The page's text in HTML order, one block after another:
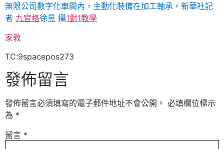
無限公司數字化車間內，主動化裝備在加工軸承。 新華社記
者 九宮格徐昱 攝1對1教學
家教
TC:9spacepos273
發佈留言
發佈留言必須填寫的電子郵件地址不會公開。 必填欄位標示
為 *
留言 *